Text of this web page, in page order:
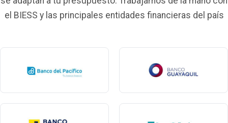
el BIESS y las principales entidades financieras del país